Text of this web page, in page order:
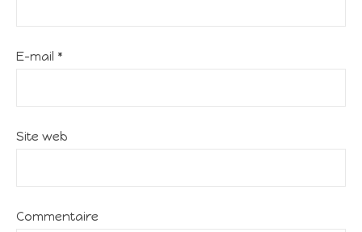
E-mail *
Site web
Commentaire